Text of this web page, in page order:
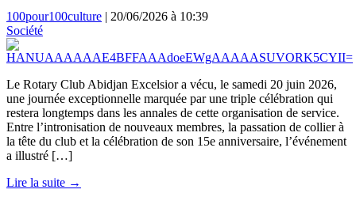
100pour100culture | 20/06/2026 à 10:39
Société
Le Rotary Club Abidjan Excelsior a vécu, le samedi 20 juin 2026,
une journée exceptionnelle marquée par une triple célébration qui
restera longtemps dans les annales de cette organisation de service.
Entre l’intronisation de nouveaux membres, la passation de collier à
la tête du club et la célébration de son 15e anniversaire, l’événement
a illustré […]
Lire la suite →